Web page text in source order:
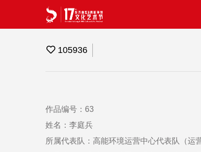
105936
作品编号：63
姓名：李庭兵
所属代表队：高能环境运营中心代表队（运